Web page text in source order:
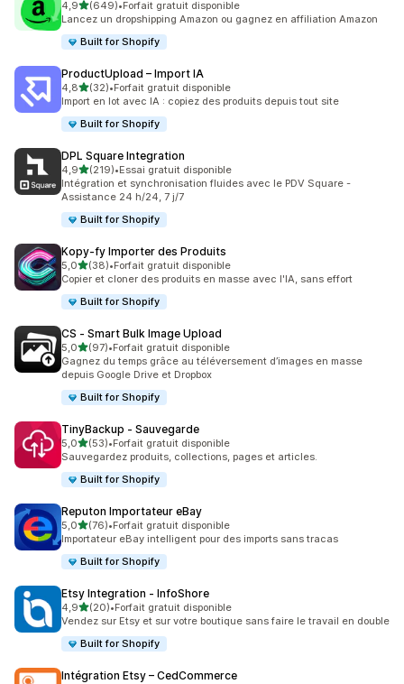
4,9étoile(s) sur 5
(649)
649 avis au total
•Forfait gratuit disponible
Lancez un dropshipping Amazon ou gagnez en affiliation Amazon
Built for Shopify
ProductUpload – Import IA
4,8étoile(s) sur 5
(32)
32 avis au total
•Forfait gratuit disponible
Import en lot avec IA : copiez des produits depuis tout site
Built for Shopify
DPL Square Integration
4,9étoile(s) sur 5
(219)
219 avis au total
•Essai gratuit disponible
Intégration et synchronisation fluides avec le PDV Square -
Assistance 24 h/24, 7 j/7
Built for Shopify
Kopy‑fy Importer des Produits
5,0étoile(s) sur 5
(38)
38 avis au total
•Forfait gratuit disponible
Copier et cloner des produits en masse avec l'IA, sans effort
Built for Shopify
CS ‑ Smart Bulk Image Upload
5,0étoile(s) sur 5
(97)
97 avis au total
•Forfait gratuit disponible
Gagnez du temps grâce au téléversement d’images en masse
depuis Google Drive et Dropbox
Built for Shopify
TinyBackup ‑ Sauvegarde
5,0étoile(s) sur 5
(53)
53 avis au total
•Forfait gratuit disponible
Sauvegardez produits, collections, pages et articles.
Built for Shopify
Reputon Importateur eBay
5,0étoile(s) sur 5
(76)
76 avis au total
•Forfait gratuit disponible
Importateur eBay intelligent pour des imports sans tracas
Built for Shopify
Etsy Integration ‑ InfoShore
4,9étoile(s) sur 5
(20)
20 avis au total
•Forfait gratuit disponible
Vendez sur Etsy et sur votre boutique sans faire le travail en double
Built for Shopify
Intégration Etsy – CedCommerce